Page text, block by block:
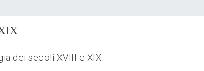
dei secoli XVIII e XIX